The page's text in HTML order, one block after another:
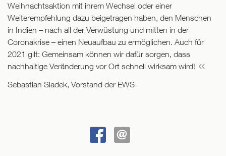
Weihnachtsaktion mit ihrem Wechsel oder einer
Weiterempfehlung dazu beigetragen haben, den Menschen
in Indien – nach all der Verwüstung und mitten in der
Coronakrise – einen Neuaufbau zu ermöglichen. Auch für
2021 gilt: Gemeinsam können wir dafür sorgen, dass
nachhaltige Veränderung vor Ort schnell wirksam wird!
Sebastian Sladek, Vorstand der EWS